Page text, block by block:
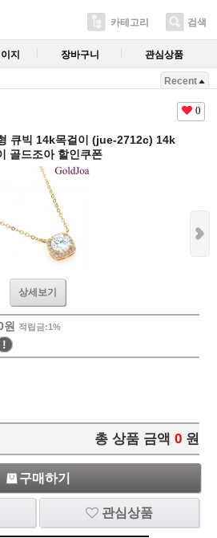
카테고리 검색
지 장바구니 관심상품
Recent
0
큐빅 14k목걸이 (jue-2712c) 14k
골드조아 할인쿠폰
상세보기
적립금:1%
!
총 상품 금액 0 원
구매하기
관심상품